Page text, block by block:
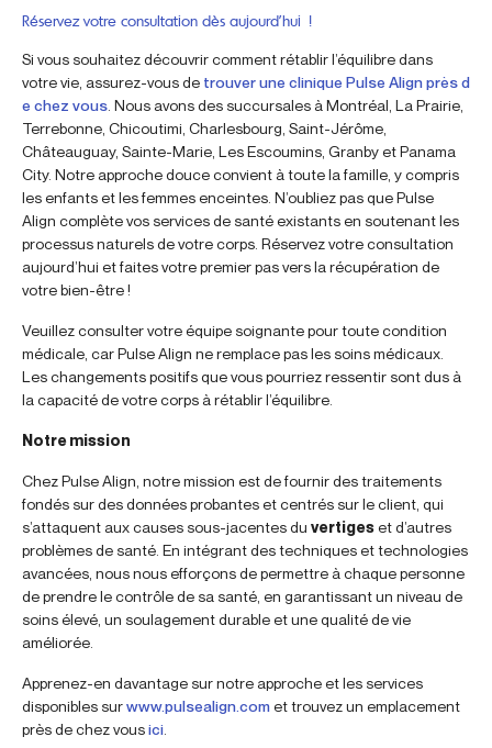
Réservez votre consultation dès aujourd’hui !
Si vous souhaitez découvrir comment rétablir l’équilibre dans
votre vie, assurez-vous de trouver une clinique Pulse Align près d
e chez vous . Nous avons des succursales à Montréal, La Prairie,
Terrebonne, Chicoutimi, Charlesbourg, Saint-Jérôme,
Châteauguay, Sainte-Marie, Les Escoumins, Granby et Panama
City. Notre approche douce convient à toute la famille, y compris
les enfants et les femmes enceintes. N’oubliez pas que Pulse
Align complète vos services de santé existants en soutenant les
processus naturels de votre corps. Réservez votre consultation
aujourd’hui et faites votre premier pas vers la récupération de
votre bien-être !
Veuillez consulter votre équipe soignante pour toute condition
médicale, car Pulse Align ne remplace pas les soins médicaux.
Les changements positifs que vous pourriez ressentir sont dus à
la capacité de votre corps à rétablir l’équilibre.
Notre mission
Chez Pulse Align, notre mission est de fournir des traitements
fondés sur des données probantes et centrés sur le client, qui
s’attaquent aux causes sous-jacentes du vertigeset d’autres
problèmes de santé. En intégrant des techniques et technologies
avancées, nous nous efforçons de permettre à chaque personne
de prendre le contrôle de sa santé, en garantissant un niveau de
soins élevé, un soulagement durable et une qualité de vie
améliorée.
Apprenez-en davantage sur notre approche et les services
disponibles surwww.pulsealign.comet trouvez un emplacement
près de chez vousici